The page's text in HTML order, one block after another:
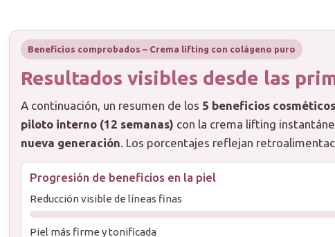
Beneficios comprobados – Crema lifting con colágeno puro
Resultados visibles desde las
A continuación, un resumen de los 5 beneficios cosméticos
piloto interno (12 semanas) con la crema lifting
nueva generación. Los porcentajes reflejan
Progresión de beneficios en la piel
Reducción visible de líneas finas
Piel más firme y tonificada